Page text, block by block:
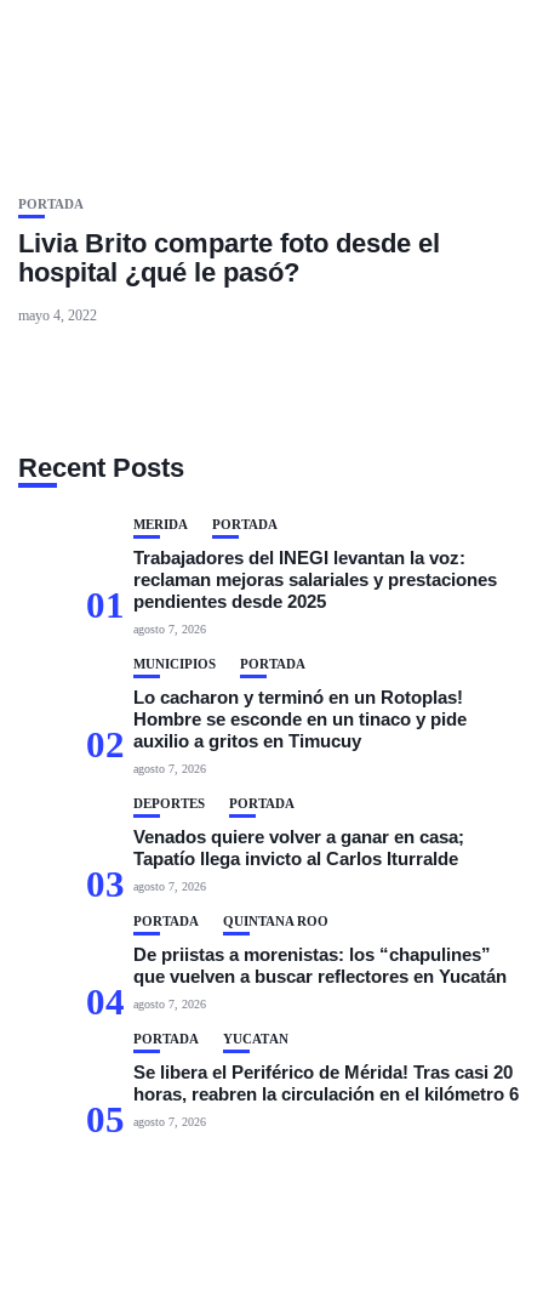
PORTADA
Livia Brito comparte foto desde el
hospital ¿qué le pasó?
mayo 4, 2022
Recent Posts
01
MÉRIDA PORTADA
Trabajadores del INEGI levantan la voz:
reclaman mejoras salariales y prestaciones
pendientes desde 2025
agosto 7, 2026
02
MUNICIPIOS PORTADA
Lo cacharon y terminó en un Rotoplas!
Hombre se esconde en un tinaco y pide
auxilio a gritos en Timucuy
agosto 7, 2026
03
DEPORTES PORTADA
Venados quiere volver a ganar en casa;
Tapatío llega invicto al Carlos Iturralde
agosto 7, 2026
04
PORTADA QUINTANA ROO
De priistas a morenistas: los “chapulines”
que vuelven a buscar reflectores en Yucatán
agosto 7, 2026
05
PORTADA YUCATÁN
Se libera el Periférico de Mérida! Tras casi 20
horas, reabren la circulación en el kilómetro 6
agosto 7, 2026